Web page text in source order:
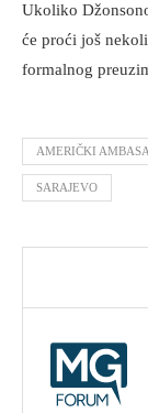
Ukoliko
će proći još
formalnog
AMERIČKI
SARAJEVO